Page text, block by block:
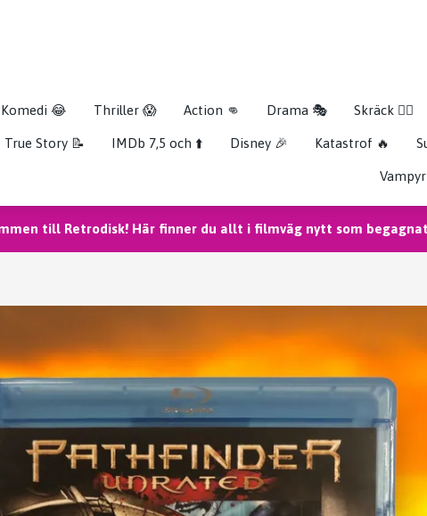
Komedi 😂 Thriller 😱 Action 👊 Drama 🎭 Skräck 🧟‍♂️
True Story 📝 IMDb 7,5 och ⬆️ Disney 🎉 Katastrof 🔥
Vampyr
till Retrodisk! Här finner du allt i filmväg nytt som